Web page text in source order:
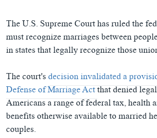
ཆོས་རིག་ལེ་ཚན།
གཞོན་སྐྱེས་དང་ཤེས་ཡོན།
གངས་རིའི་བྲག་ཅ།
སོ་ཡ་ལ། བོད་ཀྱི་གླུ་གཞས།
The U.S. Supreme Court has ruled the
must recognize marriages between
in states that legally recognize those
The court'sdecision invalidated a
Defense of Marriage Actthat denied
Americans a range of federal tax, health
benefits otherwise available to married
couples.